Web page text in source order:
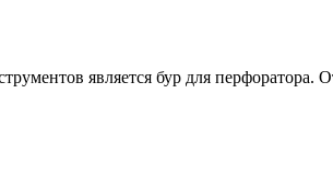
является бур для перфоратора.